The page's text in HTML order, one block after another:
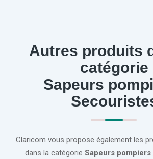
Autres produits
catégorie
Sapeurs
Claricom vous propose également les
dans la catégorie Sapeurs